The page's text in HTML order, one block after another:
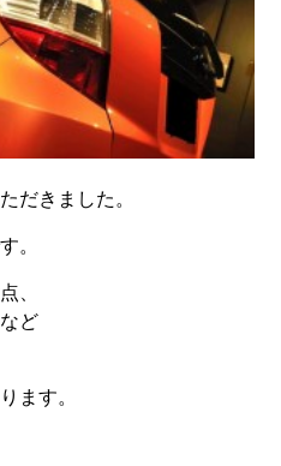
だきました。
。
、
ど
ます。